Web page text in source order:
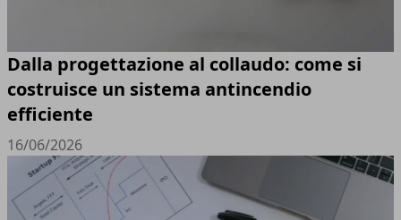
Dalla progettazione al collaudo: come si
costruisce un sistema antincendio
efficiente
16/06/2026